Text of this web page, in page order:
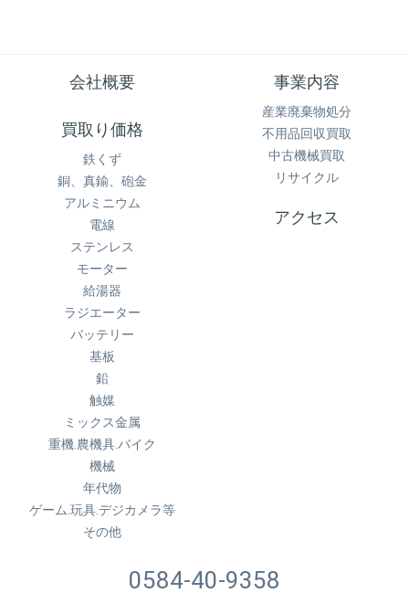
会社概要 事業内容
産業廃棄物処分
不用品回収買取
中古機械買取
リサイクル
買取り価格
鉄くず
銅、真鍮、砲金
アルミニウム
電線
ステンレス
モーター
給湯器
ラジエーター
バッテリー
基板
鉛
触媒
ミックス金属
重機.農機具.バイク
機械
年代物
ゲーム.玩具.デジカメラ等
その他
アクセス
0584-40-9358